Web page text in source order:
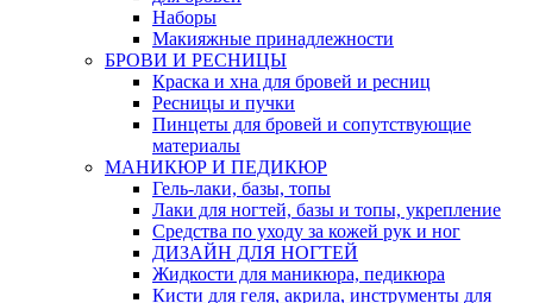
Наборы
Макияжные принадлежности
БРОВИ И РЕСНИЦЫ
Краска и хна для бровей и ресниц
Ресницы и пучки
Пинцеты для бровей и сопутствующие
материалы
МАНИКЮР И ПЕДИКЮР
Гель-лаки, базы, топы
Лаки для ногтей, базы и топы, укрепление
Средства по уходу за кожей рук и ног
ДИЗАЙН ДЛЯ НОГТЕЙ
Жидкости для маникюра, педикюра
Кисти для геля, акрила, инструменты для